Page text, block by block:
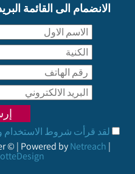
الانضمام الى القائمة
لقد قرأت شروط الاستخدام
© | Powered byNetreach |